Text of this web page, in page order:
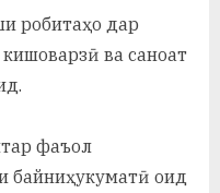
робитаҳо дар
ва саноат
фаъол
байниҳукуматӣ оид